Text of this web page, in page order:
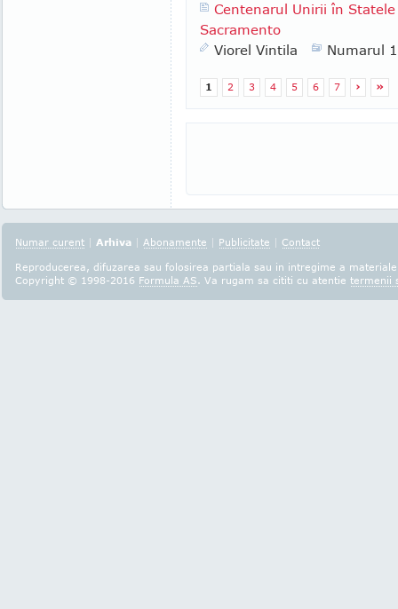
Centenarul Unirii în
Sacramento
Viorel Vintila
Numarul
1 2 3 4 5 6 7 › »
Numar curent | Arhiva | Abonamente | Publicitate | Contact
Reproducerea, difuzarea sau folosirea partiala sau in intregime a
Copyright © 1998-2016 Formula AS. Va rugam sa cititi cu atentie termenii